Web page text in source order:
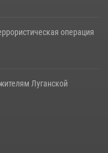
операция
Луганской